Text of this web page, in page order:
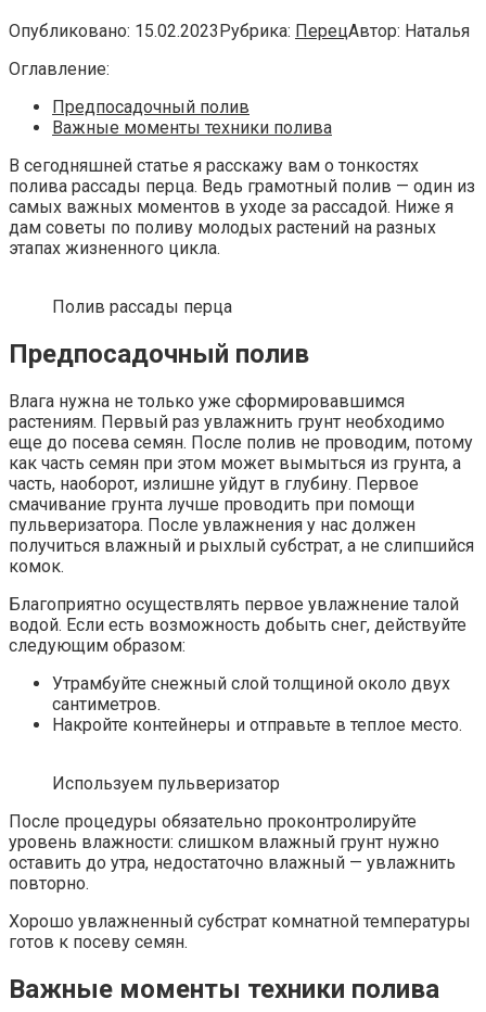
Опубликовано: 15.02.2023Рубрика: ПерецАвтор: Наталья
Оглавление:
Предпосадочный полив
Важные моменты техники полива
В сегодняшней статье я расскажу вам о тонкостях
полива рассады перца. Ведь грамотный полив — один из
самых важных моментов в уходе за рассадой. Ниже я
дам советы по поливу молодых растений на разных
этапах жизненного цикла.
Полив рассады перца
Предпосадочный полив
Влага нужна не только уже сформировавшимся
растениям. Первый раз увлажнить грунт необходимо
еще до посева семян. После полив не проводим, потому
как часть семян при этом может вымыться из грунта, а
часть, наоборот, излишне уйдут в глубину. Первое
смачивание грунта лучше проводить при помощи
пульверизатора. После увлажнения у нас должен
получиться влажный и рыхлый субстрат, а не слипшийся
комок.
Благоприятно осуществлять первое увлажнение талой
водой. Если есть возможность добыть снег, действуйте
следующим образом:
Утрамбуйте снежный слой толщиной около двух
сантиметров.
Накройте контейнеры и отправьте в теплое место.
Используем пульверизатор
После процедуры обязательно проконтролируйте
уровень влажности: слишком влажный грунт нужно
оставить до утра, недостаточно влажный — увлажнить
повторно.
Хорошо увлажненный субстрат комнатной температуры
готов к посеву семян.
Важные моменты техники полива